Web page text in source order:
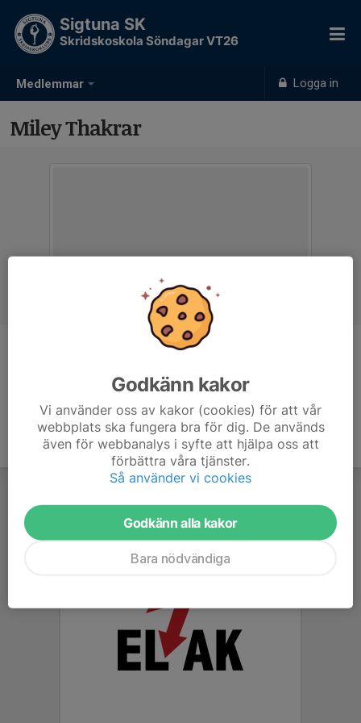
Medlemmar Logga in
Sigtuna SK
Skridskoskola Söndagar VT26
Miley Thakrar
Godkänn kakor
Vi använder oss av kakor (cookies) för att vår
webbplats ska fungera bra för dig. De används
även för webbanalys i syfte att hjälpa oss att
förbättra våra tjänster.
Så använder vi cookies
Godkänn alla kakor
Bara nödvändiga